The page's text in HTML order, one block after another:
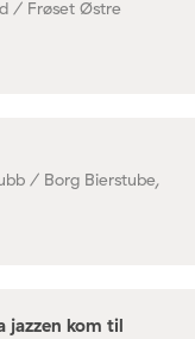
/ Frøset Østre
/ Borg Bierstube,
jazzen kom til